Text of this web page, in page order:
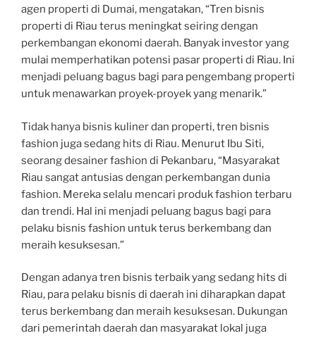
agen properti di Dumai, mengatakan, “Tren bisnis
properti di Riau terus meningkat seiring dengan
perkembangan ekonomi daerah. Banyak investor yang
mulai memperhatikan potensi pasar properti di Riau. Ini
menjadi peluang bagus bagi para pengembang properti
untuk menawarkan proyek-proyek yang menarik.”
Tidak hanya bisnis kuliner dan properti, tren bisnis
fashion juga sedang hits di Riau. Menurut Ibu Siti,
seorang desainer fashion di Pekanbaru, “Masyarakat
Riau sangat antusias dengan perkembangan dunia
fashion. Mereka selalu mencari produk fashion terbaru
dan trendi. Hal ini menjadi peluang bagus bagi para
pelaku bisnis fashion untuk terus berkembang dan
meraih kesuksesan.”
Dengan adanya tren bisnis terbaik yang sedang hits di
Riau, para pelaku bisnis di daerah ini diharapkan dapat
terus berkembang dan meraih kesuksesan. Dukungan
dari pemerintah daerah dan masyarakat lokal juga